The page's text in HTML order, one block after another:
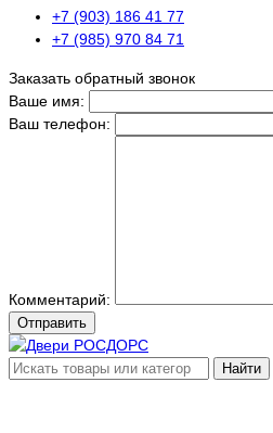
+7 (903) 186 41 77
+7 (985) 970 84 71
Заказать обратный звонок
Ваше имя:
Ваш телефон:
Комментарий:
Отправить
Найти